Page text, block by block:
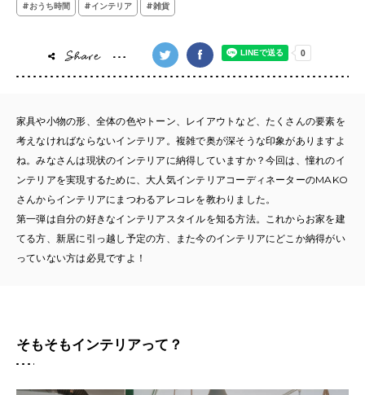
#おうち時間 #インテリア #雑貨
家具や小物の形、全体の色やトーン、レイアウトなど、たくさんの要素を
考えなければならないインテリア。複雑で奥が深そうな印象がありますよ
ね。みなさんは現状のインテリアに納得していますか？今回は、憧れのイ
ンテリアを実現するために、大人気インテリアコーディネーターのMAKO
さんからインテリアにまつわるアレコレを教わりました。
第一弾は自分の好きなインテリアスタイルを知る方法。これからお家を建
てる方、新居に引っ越し予定の方、また今のインテリアにどこか納得がい
っていない方は必見ですよ！
そもそもインテリアって？